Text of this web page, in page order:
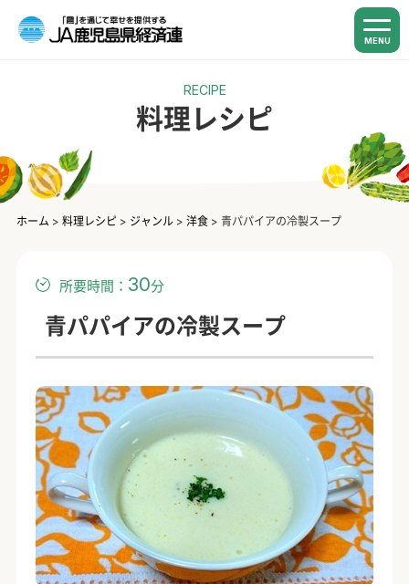
MENU
RECIPE
料理レシピ
ホーム > 料理レシピ> ジャンル> 洋食> 青パパイアの冷製スープ
所要時間： 30分
青パパイアの冷製スープ